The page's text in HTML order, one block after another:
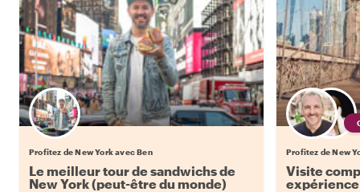
Profitez de New York avec Ben
Le meilleur tour de sandwichs de
New York (peut-être du monde)
Profitez de New
Visite
expérience